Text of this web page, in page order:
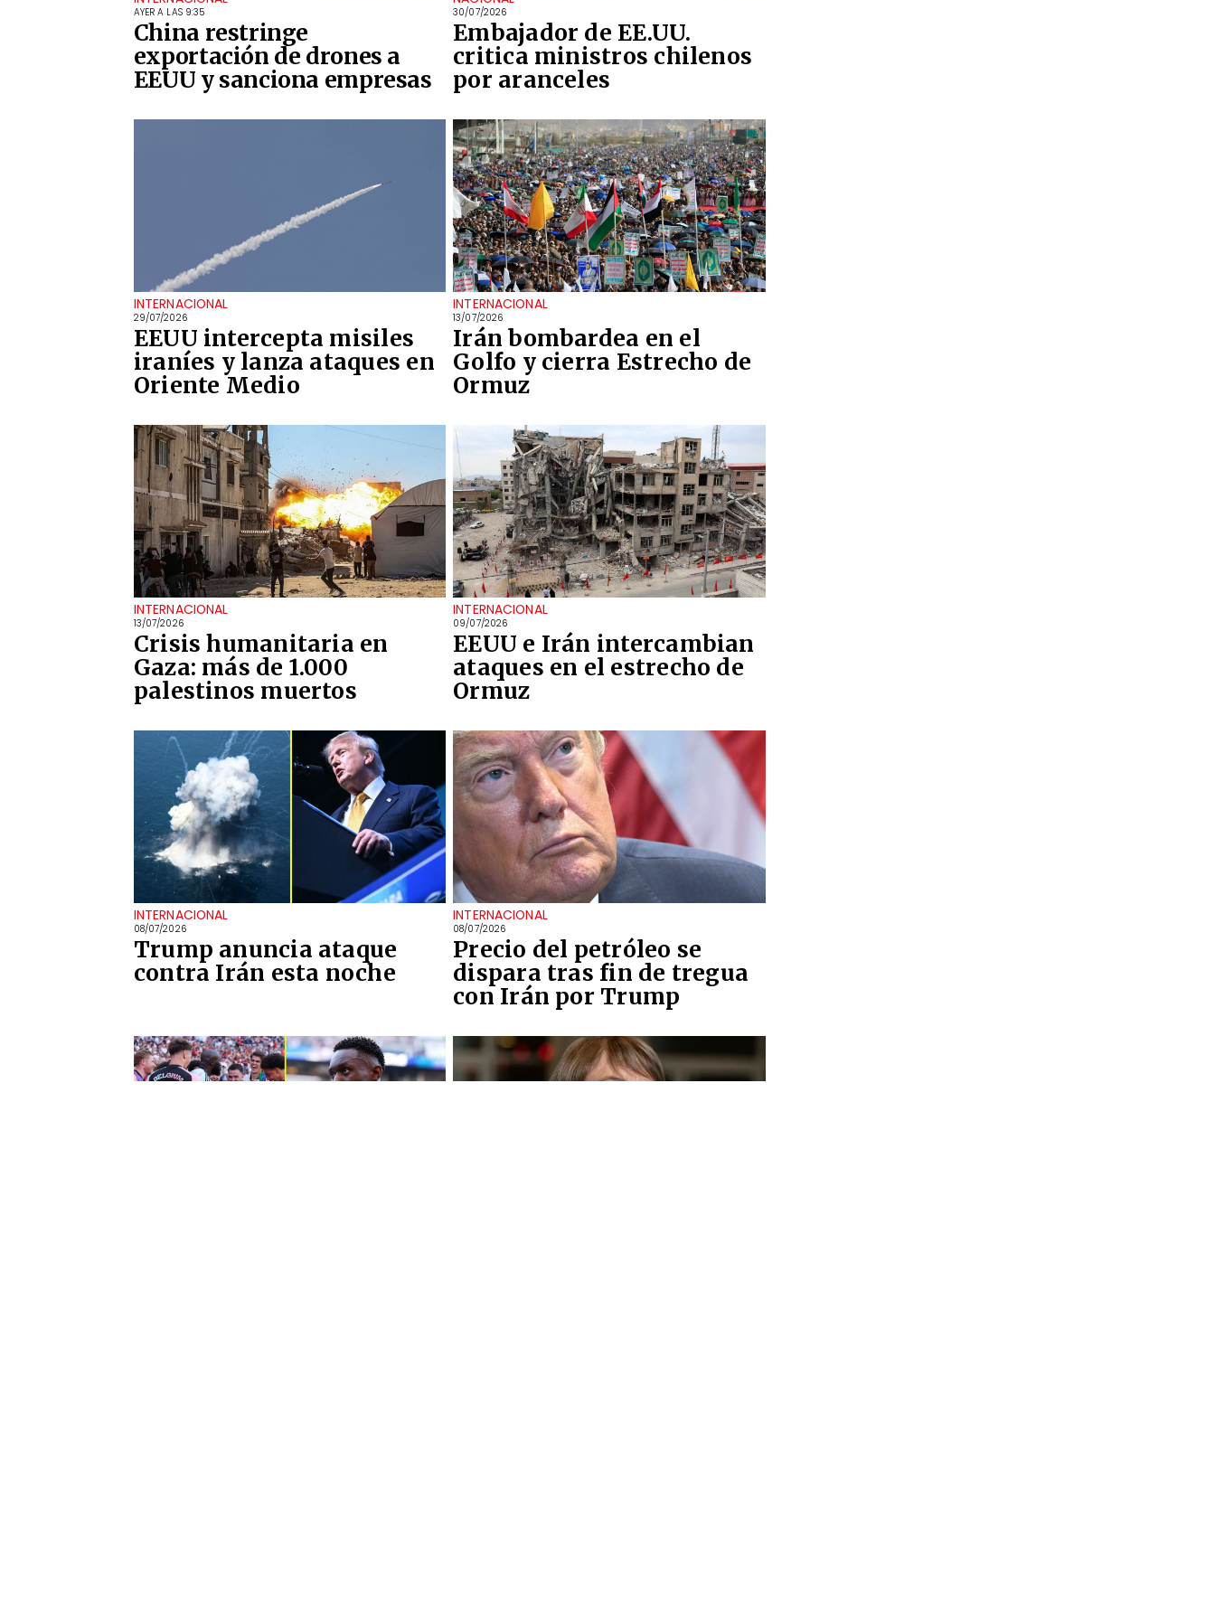
AYER A LAS 9:35
China restringe
exportación de drones a
EEUU y sanciona empresas
30/07/2026
Embajador de EE.UU.
critica ministros chilenos
por aranceles
INTERNACIONAL
29/07/2026
EEUU intercepta misiles
iraníes y lanza ataques en
Oriente Medio
INTERNACIONAL
13/07/2026
Irán bombardea en el
Golfo y cierra Estrecho de
Ormuz
INTERNACIONAL
13/07/2026
Crisis humanitaria en
Gaza: más de 1.000
palestinos muertos
INTERNACIONAL
09/07/2026
EEUU e Irán intercambian
ataques en el estrecho de
Ormuz
INTERNACIONAL
08/07/2026
Trump anuncia ataque
contra Irán esta noche
INTERNACIONAL
08/07/2026
Precio del petróleo se
dispara tras fin de tregua
con Irán por Trump